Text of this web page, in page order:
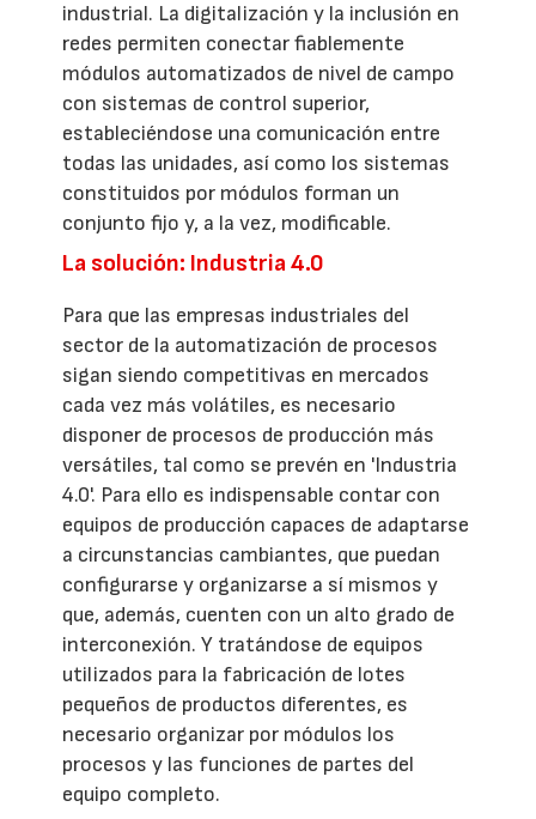
industrial. La digitalización y la inclusión en
redes permiten conectar fiablemente
módulos automatizados de nivel de campo
con sistemas de control superior,
estableciéndose una comunicación entre
todas las unidades, así como los sistemas
constituidos por módulos forman un
conjunto fijo y, a la vez, modificable.
La solución: Industria 4.0
Para que las empresas industriales del
sector de la automatización de procesos
sigan siendo competitivas en mercados
cada vez más volátiles, es necesario
disponer de procesos de producción más
versátiles, tal como se prevén en 'Industria
4.0'. Para ello es indispensable contar con
equipos de producción capaces de adaptarse
a circunstancias cambiantes, que puedan
configurarse y organizarse a sí mismos y
que, además, cuenten con un alto grado de
interconexión. Y tratándose de equipos
utilizados para la fabricación de lotes
pequeños de productos diferentes, es
necesario organizar por módulos los
procesos y las funciones de partes del
equipo completo.